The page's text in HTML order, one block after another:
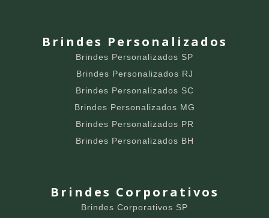
Brindes Personalizados
Brindes Personalizados SP
Brindes Personalizados RJ
Brindes Personalizados SC
Brindes Personalizados MG
Brindes Personalizados PR
Brindes Personalizados BH
Brindes Corporativos
Brindes Corporativos SP